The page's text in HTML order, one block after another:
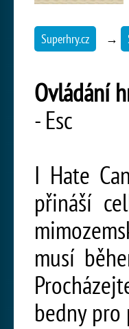
Superhry.cz →
Ovládání
- Esc
I Hate
přináší
musí
bedny